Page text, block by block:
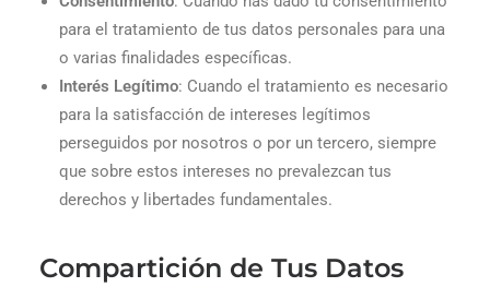
para el tratamiento de tus datos personales para una
o varias finalidades específicas.
Interés Legítimo: Cuando el tratamiento es necesario
para la satisfacción de intereses legítimos
perseguidos por nosotros o por un tercero, siempre
que sobre estos intereses no prevalezcan tus
derechos y libertades fundamentales.
Compartición de Tus Datos